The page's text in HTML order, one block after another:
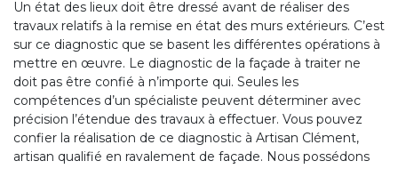
Un état des lieux doit être dressé avant de réaliser des
travaux relatifs à la remise en état des murs extérieurs. C’est
sur ce diagnostic que se basent les différentes opérations à
mettre en œuvre. Le diagnostic de la façade à traiter ne
doit pas être confié à n’importe qui. Seules les
compétences d’un spécialiste peuvent déterminer avec
précision l’étendue des travaux à effectuer. Vous pouvez
confier la réalisation de ce diagnostic à Artisan Clément,
artisan qualifié en ravalement de façade. Nous possédons